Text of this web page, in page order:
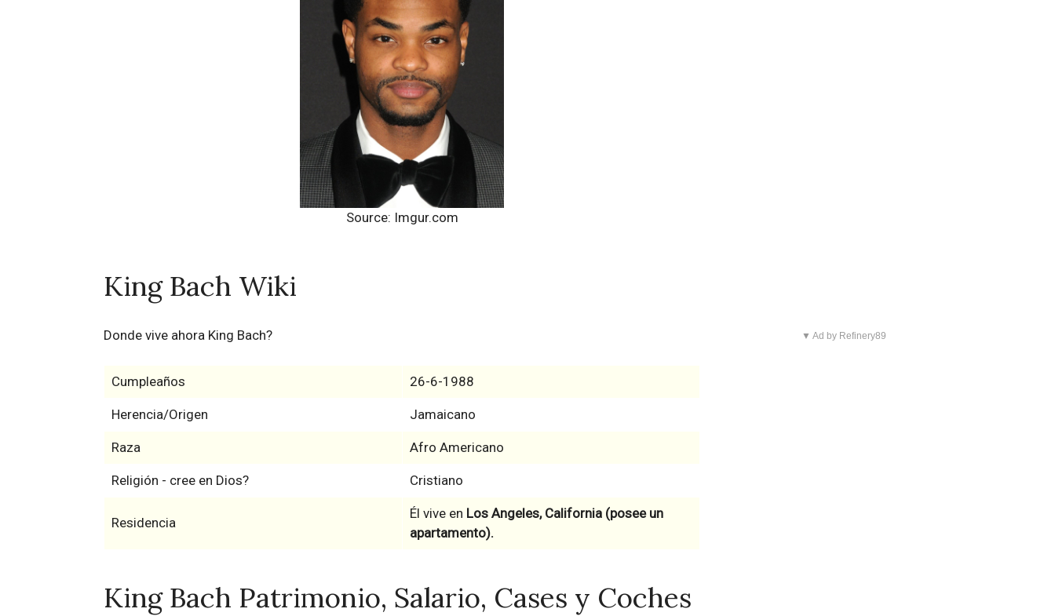
Source: Imgur.com
King Bach Wiki
Donde vive ahora King Bach?
Cumpleaños 26-6-1988
Herencia/Origen Jamaicano
Raza Afro Americano
Religión - cree en Dios? Cristiano
Residencia
Él vive en Los Angeles, California (posee un
apartamento).
King Bach Patrimonio, Salario, Cases y Coches
▼ Ad by Refinery89